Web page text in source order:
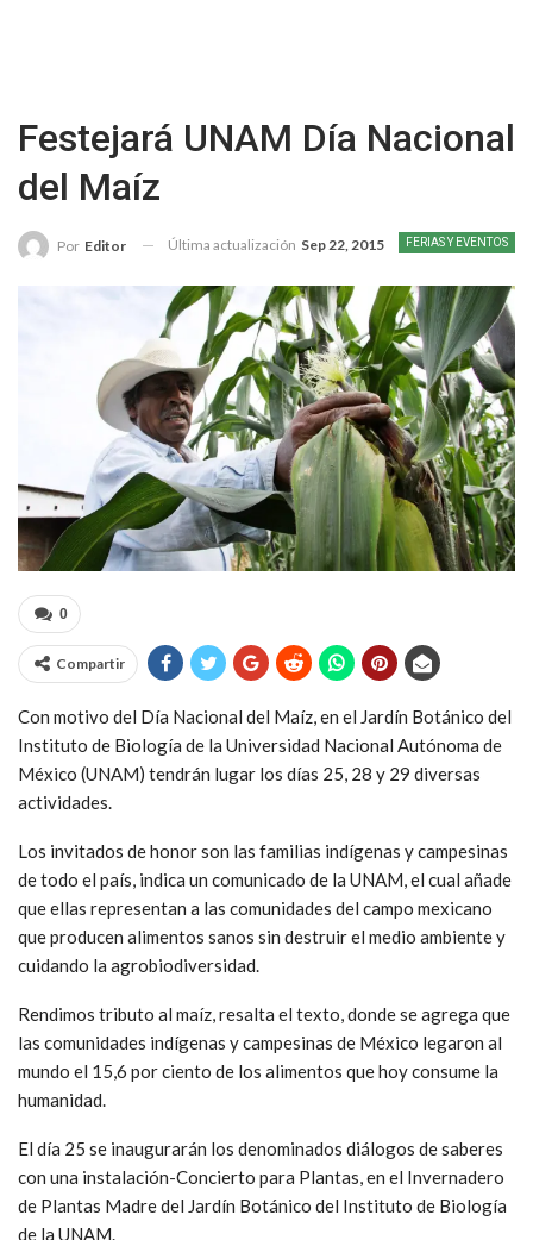
Festejará UNAM Día Nacional
del Maíz
FERIAS Y EVENTOS
Por Editor Última actualización Sep 22, 2015
0
Compartir
Con motivo del Día Nacional del Maíz, en el Jardín Botánico del
Instituto de Biología de la Universidad Nacional Autónoma de
México (UNAM) tendrán lugar los días 25, 28 y 29 diversas
actividades.
Los invitados de honor son las familias indígenas y campesinas
de todo el país, indica un comunicado de la UNAM, el cual añade
que ellas representan a las comunidades del campo mexicano
que producen alimentos sanos sin destruir el medio ambiente y
cuidando la agrobiodiversidad.
Rendimos tributo al maíz, resalta el texto, donde se agrega que
las comunidades indígenas y campesinas de México legaron al
mundo el 15,6 por ciento de los alimentos que hoy consume la
humanidad.
El día 25 se inaugurarán los denominados diálogos de saberes
con una instalación-Concierto para Plantas, en el Invernadero
de Plantas Madre del Jardín Botánico del Instituto de Biología
de la UNAM.